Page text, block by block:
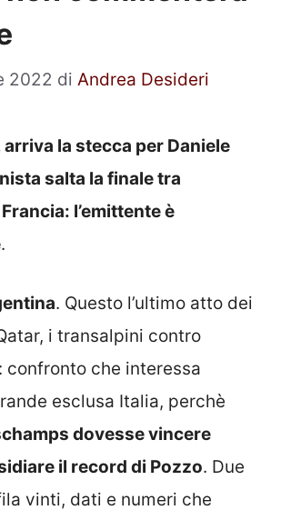
2022 di Andrea Desideri
la stecca per Daniele
salta la finale tra
l’emittente è
.
. Questo l’ultimo atto dei
i transalpini contro
confronto che interessa
esclusa Italia, perchè
dovesse vincere
il record di Pozzo. Due
vinti, dati e numeri che